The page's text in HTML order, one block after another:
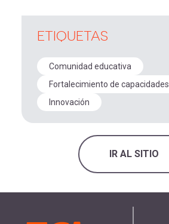
ETIQUETAS
Comunidad educativa
Fortalecimiento de capacidades
Innovación
IR AL SITIO